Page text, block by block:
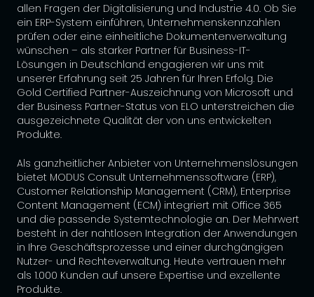
allen Fragen der Digitalisierung und Industrie 4.0. Ob Sie
ein ERP-System einführen, Unternehmenskennzahlen
prüfen oder eine einheitliche Dokumentenverwaltung
wünschen – als starker Partner für Business-IT-
Lösungen in Deutschland engagieren wir uns mit
unserer Erfahrung seit 25 Jahren für Ihren Erfolg. Die
Gold Certified Partner-Auszeichnung von Microsoft und
der Business Partner-Status von ELO unterstreichen die
ausgezeichnete Qualität der von uns entwickelten
Produkte.
Als ganzheitlicher Anbieter von Unternehmenslösungen
bietet MODUS Consult Unternehmenssoftware (ERP),
Customer Relationship Management (CRM), Enterprise
Content Management (ECM) integriert mit Office 365
und die passende Systemtechnologie an. Der Mehrwert
besteht in der nahtlosen Integration der Anwendungen
in Ihre Geschäftsprozesse und einer durchgängigen
Nutzer- und Rechteverwaltung. Heute vertrauen mehr
als 1.000 Kunden auf unsere Expertise und exzellente
Produkte.